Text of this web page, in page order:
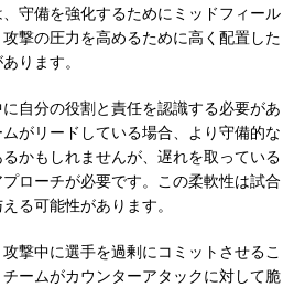
守備を強化するためにミッドフィール
撃の圧力を高めるために高く配置した
ります。
自分の役割と責任を認識する必要があ
がリードしている場合、より守備的な
かもしれませんが、遅れを取っている
ローチが必要です。この柔軟性は試合
る可能性があります。
撃中に選手を過剰にコミットさせるこ
ームがカウンターアタックに対して脆